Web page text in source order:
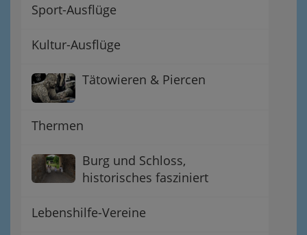
Sport-Ausflüge
Kultur-Ausflüge
Tätowieren & Piercen
Thermen
Burg und Schloss,
historisches fasziniert
Lebenshilfe-Vereine